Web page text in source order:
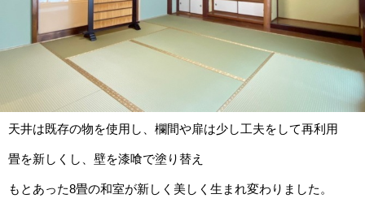
天井は既存の物を使用し、欄間や扉は少し工夫をして再利用
畳を新しくし、壁を漆喰で塗り替え
もとあった8畳の和室が新しく美しく生まれ変わりました。